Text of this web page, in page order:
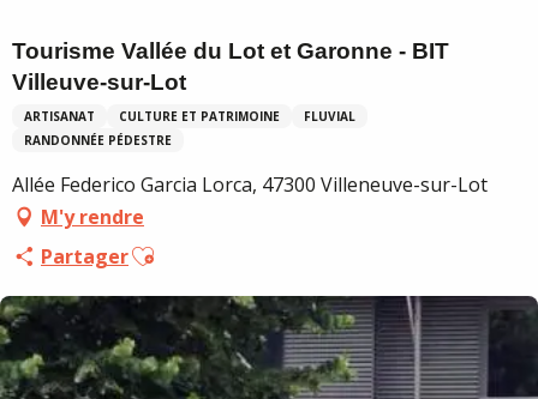
Tourisme Vallée du Lot et Garonne - BIT
Villeuve-sur-Lot
ARTISANAT CULTURE ET PATRIMOINE
FLUVIAL
RANDONNÉE PÉDESTRE
Allée Federico Garcia Lorca, 47300 Villeneuve-sur-Lot
M'y rendre
PartagerAjouter aux favoris